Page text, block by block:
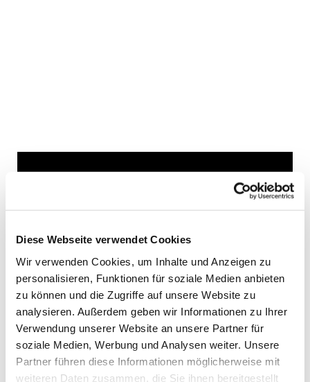
Diese Webseite verwendet Cookies
Wir verwenden Cookies, um Inhalte und Anzeigen zu
personalisieren, Funktionen für soziale Medien anbieten
zu können und die Zugriffe auf unsere Website zu
analysieren. Außerdem geben wir Informationen zu Ihrer
Verwendung unserer Website an unsere Partner für
soziale Medien, Werbung und Analysen weiter. Unsere
Partner führen diese Informationen möglicherweise mit
weiteren Daten zusammen, die Sie ihnen bereitgestellt
Dies könnte Sie auch
interessieren